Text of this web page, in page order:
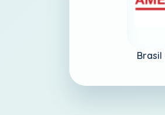
Brasil